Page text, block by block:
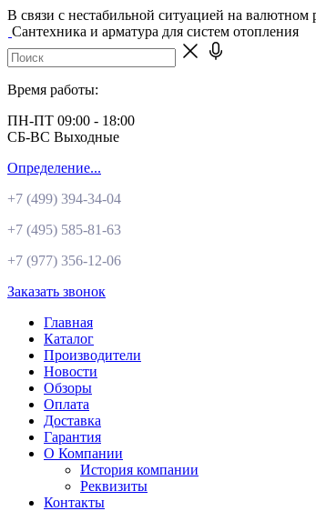
В связи с нестабильной ситуацией на
Сантехника и арматура для систем отопления
Время работы:
ПН-ПТ 09:00 - 18:00
СБ-ВС Выходные
Определение...
+7 (499) 394-34-04
+7 (495) 585-81-63
+7 (977) 356-12-06
Заказать звонок
Главная
Каталог
Производители
Новости
Обзоры
Оплата
Доставка
Гарантия
О Компании
История компании
Реквизиты
Контакты